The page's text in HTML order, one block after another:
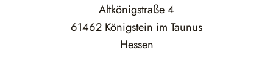
Altkönigstraße 4
61462 Königstein im Taunus
Hessen